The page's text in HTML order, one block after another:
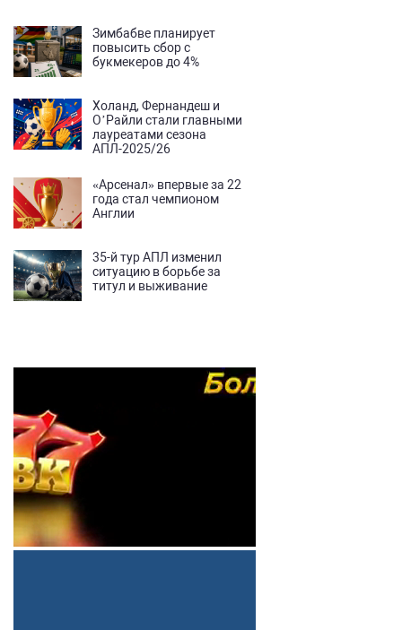
Зимбабве планирует
повысить сбор с
букмекеров до 4%
Холанд, Фернандеш и
О’Райли стали главными
лауреатами сезона
АПЛ-2025/26
«Арсенал» впервые за 22
года стал чемпионом
Англии
35-й тур АПЛ изменил
ситуацию в борьбе за
титул и выживание